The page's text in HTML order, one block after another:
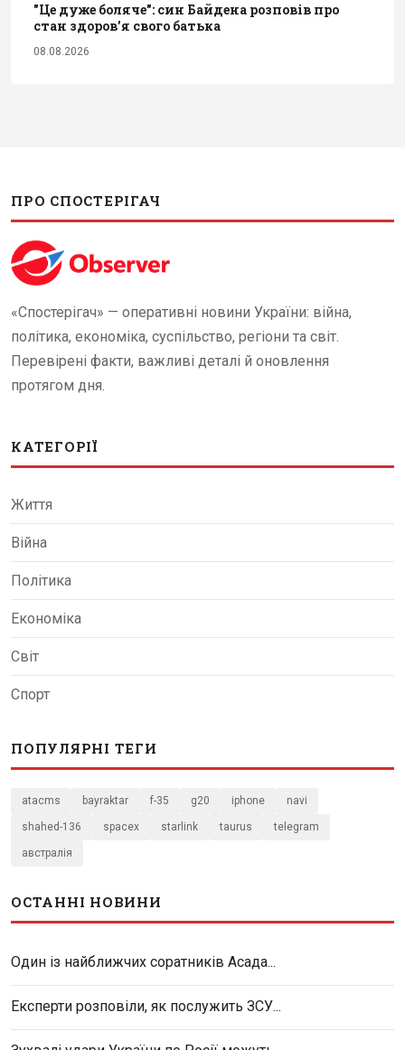
"Це дуже боляче": син Байдена розповів про
стан здоров’я свого батька
08.08.2026
ПРО СПОСТЕРІГАЧ
«Спостерігач» — оперативні новини України: війна,
політика, економіка, суспільство, регіони та світ.
Перевірені факти, важливі деталі й оновлення
протягом дня.
КАТЕГОРІЇ
Життя
Війна
Політика
Економіка
Світ
Спорт
ПОПУЛЯРНІ ТЕГИ
atacms bayraktar f-35 g20 iphone navi
shahed-136 spacex starlink taurus telegram
австралія
ОСТАННІ НОВИНИ
Один із найближчих соратників Асада...
Експерти розповіли, як послужить ЗСУ...